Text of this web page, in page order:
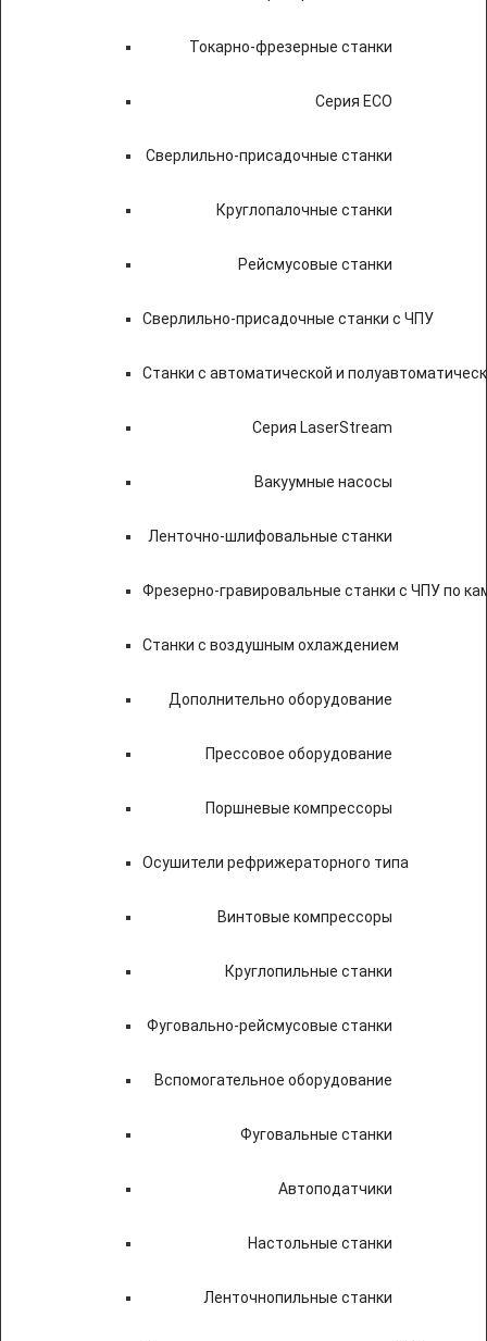
Токарно-фрезерные станки
Серия ECO
Сверлильно-присадочные станки
Круглопалочные станки
Рейсмусовые станки
Сверлильно-присадочные станки с ЧПУ
Станки с автоматической и
Серия LaserStream
Вакуумные насосы
Ленточно-шлифовальные станки
Фрезерно-гравировальные станки с ЧПУ по
Станки с воздушным охлаждением
Дополнительно оборудование
Прессовое оборудование
Поршневые компрессоры
Осушители рефрижераторного типа
Винтовые компрессоры
Круглопильные станки
Фуговально-рейсмусовые станки
Вспомогательное оборудование
Фуговальные станки
Автоподатчики
Настольные станки
Ленточнопильные станки